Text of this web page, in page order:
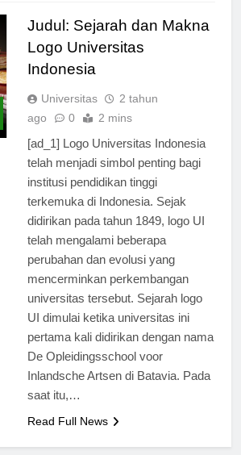
Judul: Sejarah dan Makna
Logo Universitas
Universitas
2 tahun
[ad_1] Logo Universitas Indonesia
telah menjadi simbol penting bagi
institusi pendidikan tinggi
terkemuka di Indonesia. Sejak
didirikan pada tahun 1849, logo UI
telah mengalami beberapa
perubahan dan evolusi yang
mencerminkan perkembangan
universitas tersebut. Sejarah logo
UI dimulai ketika universitas ini
pertama kali didirikan dengan nama
De Opleidingsschool voor
Inlandsche Artsen di Batavia. Pada